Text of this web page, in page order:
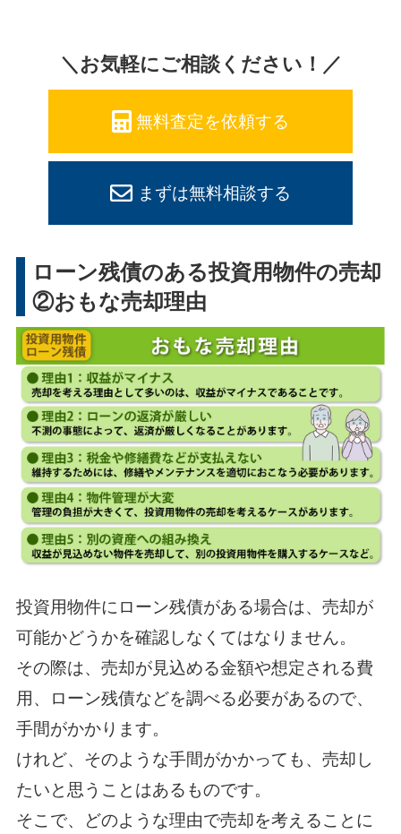
＼お気軽にご相談ください！／
無料査定を依頼する
まずは無料相談する
ローン残債のある投資用物件の売却
②おもな売却理由
投資用物件にローン残債がある場合は、売却が
可能かどうかを確認しなくてはなりません。
その際は、売却が見込める金額や想定される費
用、ローン残債などを調べる必要があるので、
手間がかかります。
けれど、そのような手間がかかっても、売却し
たいと思うことはあるものです。
そこで、どのような理由で売却を考えることに